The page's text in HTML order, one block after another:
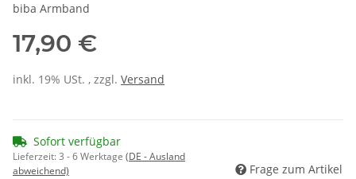
biba Armband
17,90 €
inkl. 19% USt. , zzgl. Versand
Sofort verfügbar
Lieferzeit:3 - 6 Werktage (DE - Ausland
abweichend)
Frage zum Artikel